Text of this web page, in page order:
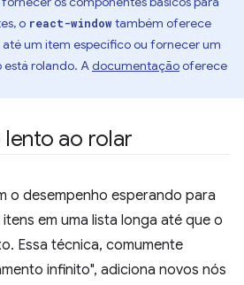
o react-windowtambém oferece
um item específico ou fornecer um
rolando. Adocumentaçãooferece
ao rolar
o desempenho esperando para
em uma lista longa até que o
Essa técnica, comumente
infinito", adiciona novos nós